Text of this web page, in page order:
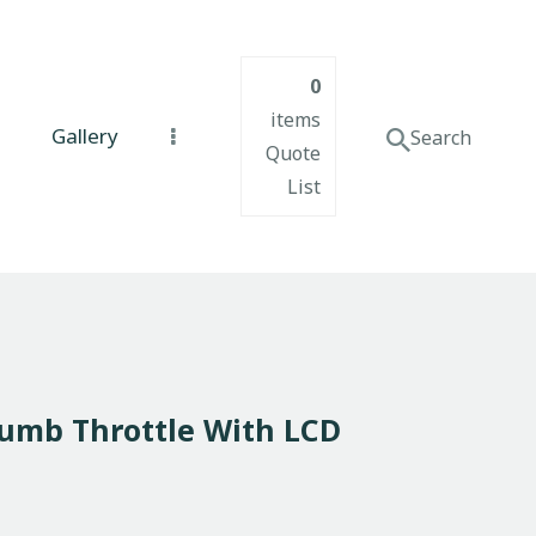
Gallery
0
items
Quote
List
Throttle With LCD